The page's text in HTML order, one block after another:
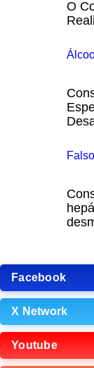
O
Facebook
X Network
Youtube